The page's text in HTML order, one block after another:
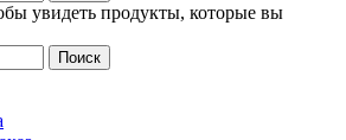
увидеть продукты, которые вы
Поиск